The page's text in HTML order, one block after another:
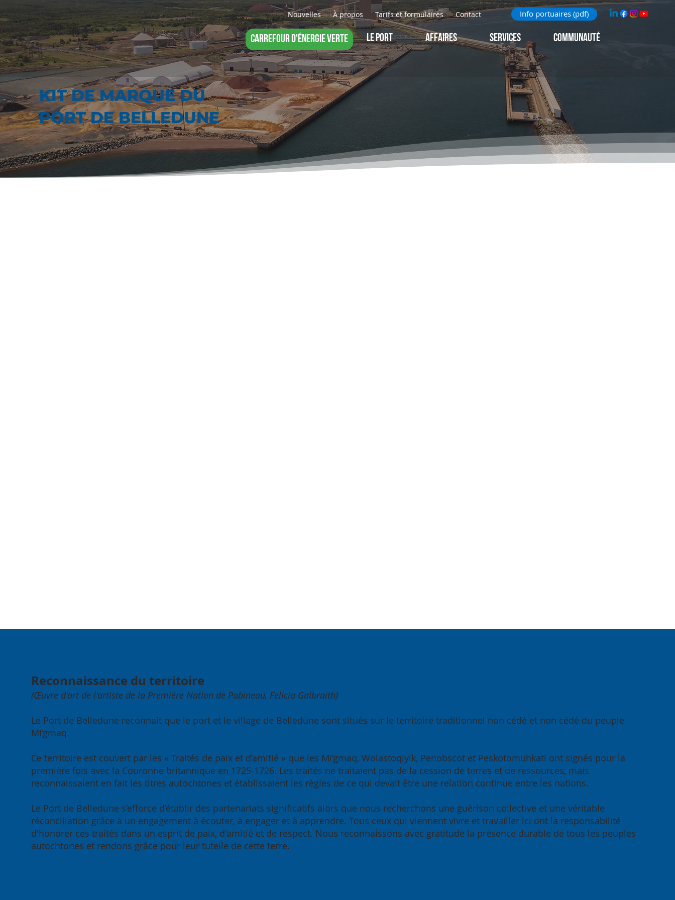
CARREFOUR D'ÉNERGIE VERTE LE PORT AFFAIRES Services Communauté
Nouvelles À propos Tarifs et formulaires Contact Info portuaires (pdf)
KIT DE MARQUE DU
PORT DE BELLEDUNE
Reconnaissance du territoire
(Œuvre d'art de l'artiste de la Première Nation de Pabineau, Felicia Galbraith)
Le Port de Belledune reconnaît que le port et le village de Belledune sont situés sur le territoire traditionnel non cédé et non cédé du peuple
Mi’gmaq.
Ce territoire est couvert par les « Traités de paix et d’amitié » que les Mi’gmaq, Wolastoqiyik, Penobscot et Peskotomuhkati ont signés pour la
première fois avec la Couronne britannique en 1725-1726. Les traités ne traitaient pas de la cession de terres et de ressources, mais
reconnaissaient en fait les titres autochtones et établissaient les règles de ce qui devait être une relation continue entre les nations.
Le Port de Belledune s’efforce d’établir des partenariats significatifs alors que nous recherchons une guérison collective et une véritable
réconciliation grâce à un engagement à écouter, à engager et à apprendre. Tous ceux qui viennent vivre et travailler ici ont la responsabilité
d'honorer ces traités dans un esprit de paix, d'amitié et de respect. Nous reconnaissons avec gratitude la présence durable de tous les peuples
autochtones et rendons grâce pour leur tutelle de cette terre.